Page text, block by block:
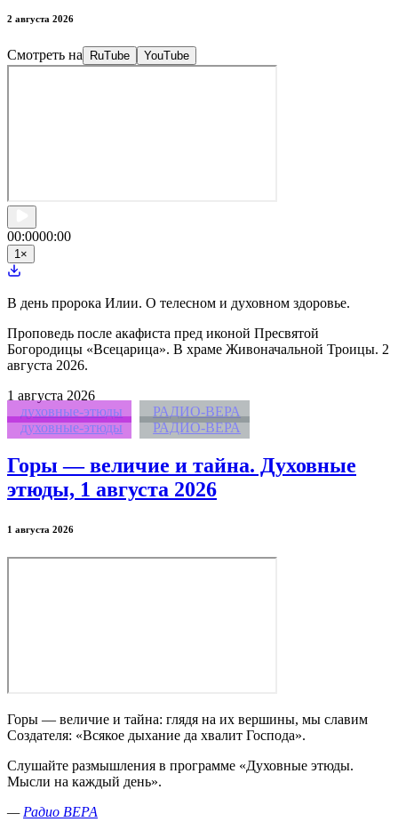
2 августа 2026
Смотреть на RuTube YouTube
00:0000:00
1 ×
В день пророка Илии. О телесном и духовном здоровье.
Проповедь после акафиста пред иконой Пресвятой
Богородицы «Всецарица». В храме Живоначальной Троицы. 2
августа 2026.
1 августа 2026
духовные-этюды
РАДИО-ВЕРА
духовные-этюды
РАДИО-ВЕРА
Горы — величие и тайна. Духовные
этюды, 1 августа 2026
1 августа 2026
Горы — величие и тайна: глядя на их вершины, мы славим
Создателя: «Всякое дыхание да хвалит Господа».
Слушайте размышления в программе «Духовные этюды.
Мысли на каждый день».
— Радио ВЕРА